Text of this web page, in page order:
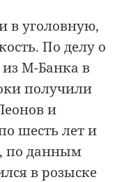
в уголовную,
По делу о
из М-Банка в
получили
и
шесть лет и
по данным
в розыске